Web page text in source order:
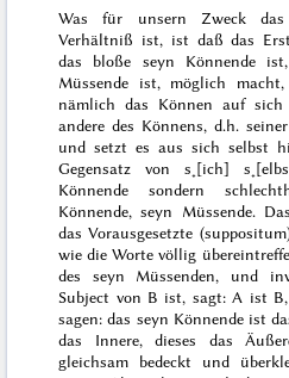
Was für unsern Zweck das
Verhältniß ist, ist daß das
das bloße seyn Könnende
Müssende ist, möglich
nämlich das Können auf
andere des Könnens, d.h.
und setzt es aus sich selbst
Gegensatz von s˖[ich]
Könnende sondern
Könnende, seyn Müssende.
das Vorausgesetzte (suppositum
wie die Worte völlig
des seyn Müssenden, und
Subject von B ist, sagt: A ist
sagen: das seyn Könnende ist
das Innere, dieses das
gleichsam bedeckt und